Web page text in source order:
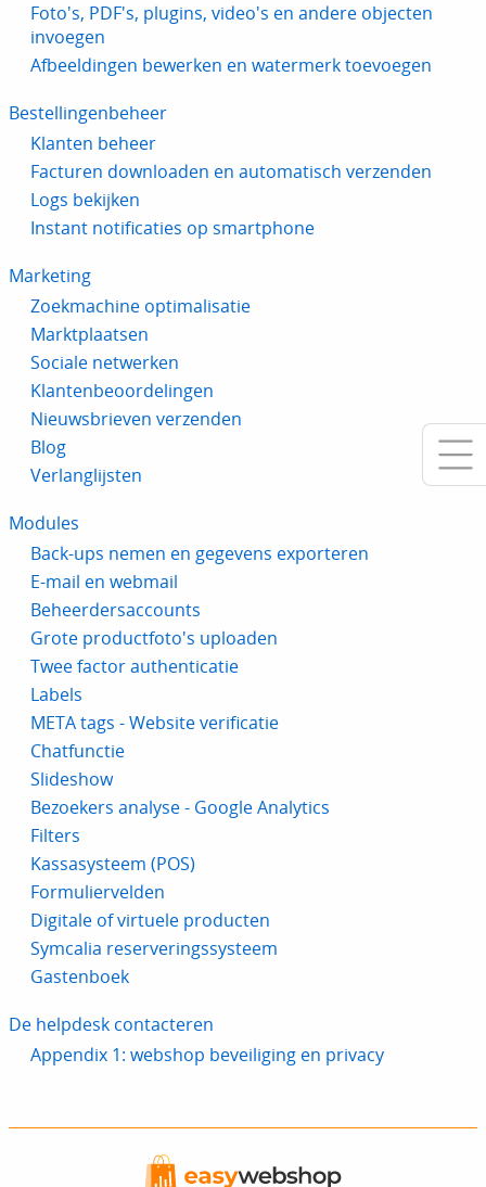
Foto's, PDF's, plugins, video's en andere objecten
invoegen
Afbeeldingen bewerken en watermerk toevoegen
Bestellingenbeheer
Klanten beheer
Facturen downloaden en automatisch verzenden
Logs bekijken
Instant notificaties op smartphone
Marketing
Zoekmachine optimalisatie
Marktplaatsen
Sociale netwerken
Klantenbeoordelingen
Nieuwsbrieven verzenden
Blog
Verlanglijsten
Modules
Back-ups nemen en gegevens exporteren
E-mail en webmail
Beheerdersaccounts
Grote productfoto's uploaden
Twee factor authenticatie
Labels
META tags - Website verificatie
Chatfunctie
Slideshow
Bezoekers analyse - Google Analytics
Filters
Kassasysteem (POS)
Formuliervelden
Digitale of virtuele producten
Symcalia reserveringssysteem
Gastenboek
De helpdesk contacteren
Appendix 1: webshop beveiliging en privacy